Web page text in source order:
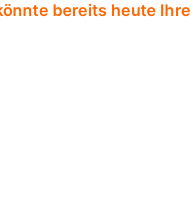
bereits heute